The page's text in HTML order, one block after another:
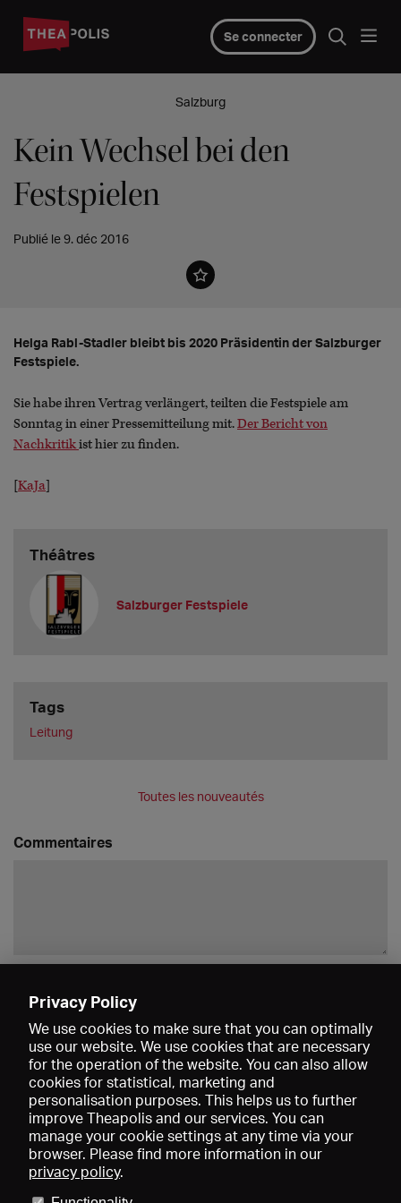
Se connecter
Salzburg
Kein Wechsel bei den
Festspielen
Publié le 9. déc 2016
Helga Rabl-Stadler bleibt bis 2020 Präsidentin der Salzburger
Festspiele.
Sie habe ihren Vertrag verlängert, teilten die Festspiele am
Sonntag in einer Pressemitteilung mit.Der Bericht von
Nachkritikist hier zu finden.
[KaJa]
Théâtres
Salzburger Festspiele
Tags
Leitung
Toutes les nouveautés
Commentaires
Privacy Policy
We use cookies to make sure that you can optimally
use our website. We use cookies that are necessary
for the operation of the website. You can also allow
cookies for statistical, marketing and
personalisation purposes. This helps us to further
improve Theapolis and our services. You can
manage your cookie settings at any time via your
browser. Please find more information in our
privacy policy.